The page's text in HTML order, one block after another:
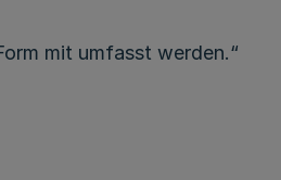
mit umfasst werden.“